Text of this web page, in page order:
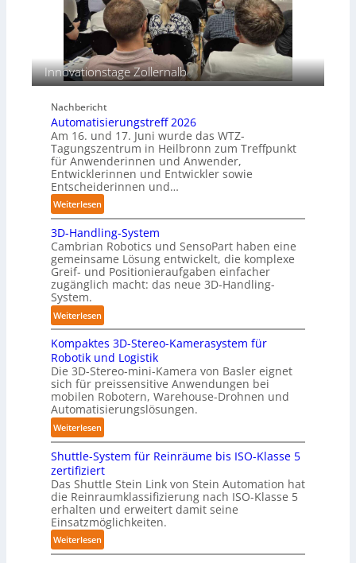
h
i
n
n
p
e
r
C
o
b
o
t
o
s
o
n
b
e
s
t
ä
n
i
g
e
P
o
l
y
m
r
l
a
g
e
r
f
ü
r
T
a
u
c
h
Innovationstage Zollernalb
Nachbericht
Automatisierungstreff 2026
Am 16. und 17. Juni wurde das WTZ-
Tagungszentrum in Heilbronn zum Treffpunkt
für Anwenderinnen und Anwender,
Entwicklerinnen und Entwickler sowie
Entscheiderinnen und…
Weiterlesen:
A
u
t
o
m
t
i
s
i
e
r
u
n
g
s
t
r
e
f
f
0
3D-Handling-System
Cambrian Robotics und SensoPart haben eine
gemeinsame Lösung entwickelt, die komplexe
Greif- und Positionieraufgaben einfacher
zugänglich macht: das neue 3D-Handling-
System.
Weiterlesen:
3
D
-
H
a
n
d
l
n
g
-
S
y
s
t
Kompaktes 3D-Stereo-Kamerasystem für
Robotik und Logistik
Die 3D-Stereo-mini-Kamera von Basler eignet
sich für preissensitive Anwendungen bei
mobilen Robotern, Warehouse-Drohnen und
Automatisierungslösungen.
Weiterlesen:
K
o
m
p
a
k
t
e
Shuttle-System für Reinräume bis ISO-Klasse 5
zertifiziert
Das Shuttle Stein Link von Stein Automation hat
die Reinraumklassifizierung nach ISO-Klasse 5
erhalten und erweitert damit seine
Einsatzmöglichkeiten.
Weiterlesen:
S